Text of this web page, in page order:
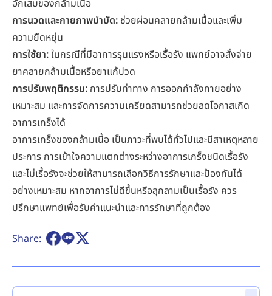
อักเสบของกล้ามเนื้อ
การนวดและกายภาพบำบัด: ช่วยผ่อนคลายกล้ามเนื้อและเพิ่ม
ความยืดหยุ่น
การใช้ยา:ในกรณีที่มีอาการรุนแรงหรือเรื้อรัง แพทย์อาจสั่งจ่าย
ยาคลายกล้ามเนื้อหรือยาแก้ปวด
การปรับพฤติกรรม: การปรับท่าทาง การออกกำลังกายอย่าง
เหมาะสม และการจัดการความเครียดสามารถช่วยลดโอกาสเกิด
อาการเกร็งได้
อาการเกร็งของกล้ามเนื้อ เป็นภาวะที่พบได้ทั่วไปและมีสาเหตุหลาย
ประการ การเข้าใจความแตกต่างระหว่างอาการเกร็งชนิดเรื้อรัง
และไม่เรื้อรังจะช่วยให้สามารถเลือกวิธีการรักษาและป้องกันได้
อย่างเหมาะสม หากอาการไม่ดีขึ้นหรือลุกลามเป็นเรื้อรัง ควร
ปรึกษาแพทย์เพื่อรับคำแนะนำและการรักษาที่ถูกต้อง
Share: